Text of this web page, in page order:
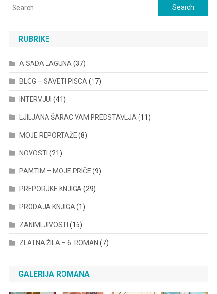
Search
for:
RUBRIKE
A SADA LAGUNA (37)
BLOG – SAVETI PISCA (17)
INTERVJUI (41)
LJILJANA ŠARAC VAM PREDSTAVLJA (11)
MOJE REPORTAŽE (8)
NOVOSTI (21)
PAMTIM – MOJE PRIČE (9)
PREPORUKE KNJIGA (29)
PRODAJA KNJIGA (1)
ZANIMLJIVOSTI (16)
ZLATNA ŽILA – 6. ROMAN (7)
GALERIJA ROMANA